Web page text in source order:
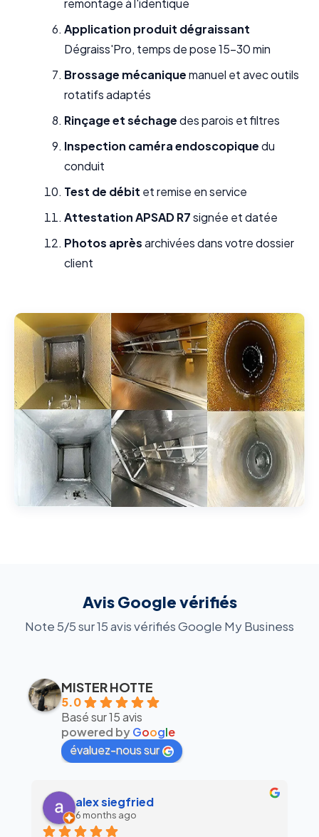
remontage à l'identique
Application produit dégraissant
Dégraiss'Pro, temps de pose 15-30 min
Brossage mécaniquemanuel et avec outils
rotatifs adaptés
Rinçage et séchagedes parois et filtres
Inspection caméra endoscopiquedu
conduit
Test de débit et remise en service
Attestation APSAD R7signée et datée
Photos aprèsarchivées dans votre dossier
client
Avis Google vérifiés
Note 5/5 sur 15 avis vérifiés Google My Business
MISTER HOTTE
5.0
Basé sur 15 avis
powered byGoogle
évaluez-nous sur
alex siegfried
6 months ago